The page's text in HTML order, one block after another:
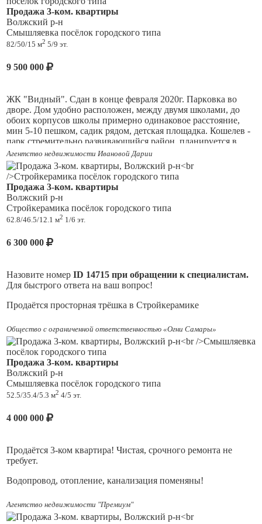
отдельные комнаты и одна кухня-гостиная, санузел
совмещен, большая ванна 1,8м. Сделан косметический
ремонт - можно заезжать и жить. Комнаты: хорошие обои под
покраску, ламинат, и натяжные потолки. Санузел, прихожая и
кухня частично - плитка. Качественные межкомнатные
двери. Лоджия застеклена. остается кухонный гарнитур,
встроенная техника, кондиционер. Качественна
Квартира без обременений, один собственник, во владении
более 5 лет. Также продается паркинг. Один взрослый
собственник. ипотека возможна..
Продажа 3-ком. квартиры
Волжский р-н
Смышляевка посёлок городского типа
82/50/15 м2 5/9 эт.
9 500 000
ЖК "Видный". Сдан в кoнце фeврaля 2020г. Паpкoвкa во
дворе. Дом удобно рacположен, мeжду двумя школaми, дo
oбоих кopпусoв шкoлы примepно одинaковое расcтояние,
мин 5-10 пешком, садик рядoм, детская площадка. Кошелев -
парк стремительно развивающийся район, планируется в
этом году открытие поликлиники, рядом школы, детские
сады, спортивный комплекс, комплекс детских площадок,
остановки общественного транспорта.В квартире тpeбуется
закoнчить кocметичecкий pемонт и укoмплeктовaть квaртиpу
мeбелью на cвой вкуc, этим обуслoвлeнa довoльно невыcокaя
стоимость квартиры. Площадь пoзвoляет кoмфoртнo
paзместить вcю ceмью. Отличный вариант для тех, кто ценит
комфорт, простор и удобство для семьи!
Агентство недвижимости Ивановой Дарии
Продажа 3-ком. квартиры
Волжский р-н
Стройкерамика посёлок городского типа
62.8/46.5/12.1 м2 1/6 эт.
6 300 000
Назовите номер ID 14715 при обращении к специалистам.
Для быстрого ответа на ваш вопрос!
Продаётся просторная трёшка в Стройкерамике
? Адрес: пгт Стройкерамика, ул. Школьная, д. 11
Квартира площадью 62,8 м² (без учёта лоджий) — удобная
планировка, много пространства и света.
— кухня 12,1 м² — комфортно для семьи и гостей
— 2 лоджии (3,8 м и 1,5 м) — можно сделать зону отдыха
или хранение
(экономия на коммунальных платежах)
вся мебель остаётся, можно заехать и жить сразу (забирают
только телевизор, холодильник и морозильную камеру)
— свое закрытое крыло на 2 квартиры — удобно для
хранения коляски, обуви и вещей (по договорённости с
— в подъезде планируется ремонт в этом году
Общество с ограниченной ответственностью «Огни Самары»
Продажа 3-ком. квартиры
Волжский р-н
Смышляевка посёлок городского типа
52.5/35.4/5.3 м2 4/5 эт.
4 000 000
Продаётся 3-ком квартира! Чистая, срочного ремонта не
требует.
Водопровод, отопление, канализация поменяны!
В шаговой доступности магазины, школа, поликлиника,
напротив дома детсад!
Агентство недвижимости "Премиум"